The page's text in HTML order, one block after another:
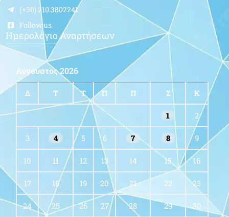
(+30) 210.3802241
Follow us
Ημερολόγιο Αναρτήσεων
Αύγουστος 2026
Δ Τ Τ Π Π Σ Κ
1 2
3 4 5 6 7 8 9
10 11 12 13 14 15 16
17 18 19 20 21 22 23
24 25 26 27 28 29 30